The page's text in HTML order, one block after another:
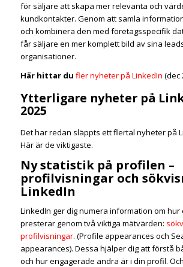
för säljare att skapa mer relevanta och
kundkontakter. Genom att samla
och kombinera den med företagsspecifik
får säljare en mer komplett bild av sina
organisationer.
Här hittar du fler nyheter på LinkedIn (dec
Ytterligare nyheter på
2025
Det har redan släppts ett flertal nyheter på
Här är de viktigaste.
Ny statistik på profilen –
profilvisningar och
LinkedIn
LinkedIn ger dig numera information om hur
presterar genom två viktiga mätvärden:
profilvisningar. (Profile appearances och
appearances). Dessa hjälper dig att förstå
och hur engagerade andra är i din profil.